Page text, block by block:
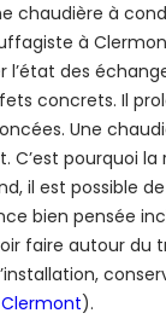
chaudière à
à
l’état des
concrets. Il
Une
pourquoi
il est possible
bien pensée
faire autour
).